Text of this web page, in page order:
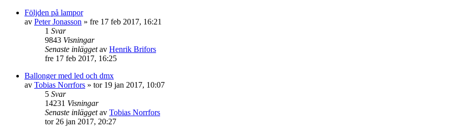
Följden på lampor
av Peter Jonasson » fre 17 feb 2017, 16:21
1 Svar
9843 Visningar
Senaste inläggetav Henrik Brifors
fre 17 feb 2017, 16:25
Ballonger med led och dmx
av Tobias Norrfors » tor 19 jan 2017, 10:07
5 Svar
14231 Visningar
Senaste inläggetav Tobias Norrfors
tor 26 jan 2017, 20:27